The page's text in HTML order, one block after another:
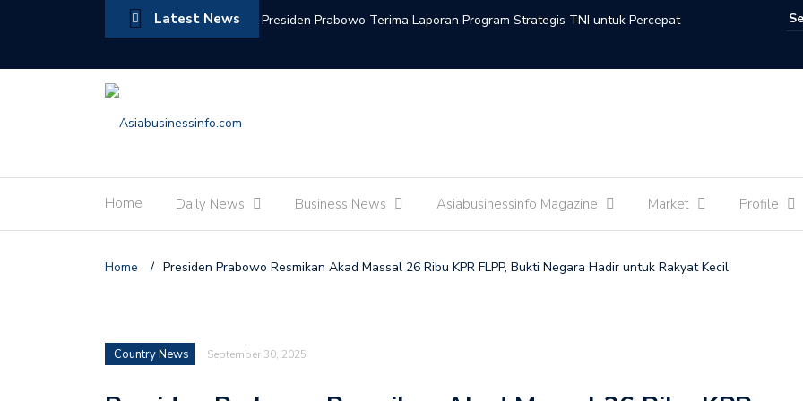
Latest News
Presiden Prabowo Terima Laporan Program Strategis TNI untuk Percepat
PM Anutin Apresiasi dan Sambut Baik Sejumlah Peningkatan Kerja Sama Antara
Indonesia-Thailand
Menteri Kebudayaan Fadli Zon : Kementerian Kebudayaan dan Kedutaan Besar
Home Daily News Business News Asiabusinessinfo Magazine Market Profile
Home / Presiden Prabowo Resmikan Akad Massal 26 Ribu KPR FLPP, Bukti Negara Hadir untuk Rakyat Kecil
Country News September 30, 2025